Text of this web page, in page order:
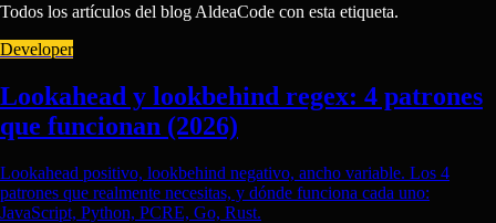
Todos los artículos del blog AldeaCode con esta etiqueta.
Developer
Lookahead y lookbehind regex: 4 patrones
que funcionan (2026)
Lookahead positivo, lookbehind negativo, ancho variable. Los 4
patrones que realmente necesitas, y dónde funciona cada uno:
JavaScript, Python, PCRE, Go, Rust.